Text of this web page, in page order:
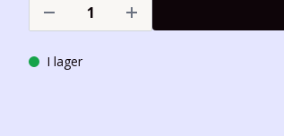
I lager